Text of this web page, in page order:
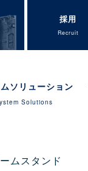
採用
Recruit
ソリューション
Solutions
ムスタンド